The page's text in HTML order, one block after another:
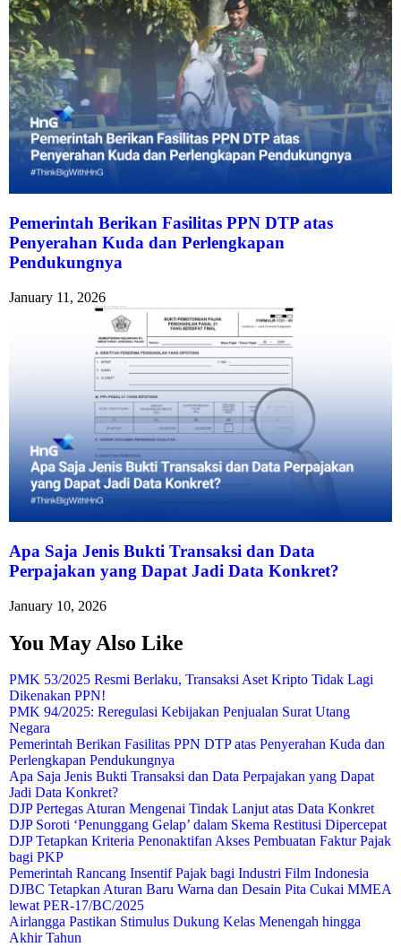
Pemerintah Berikan Fasilitas PPN DTP atas
Penyerahan Kuda dan Perlengkapan
Pendukungnya
January 11, 2026
Apa Saja Jenis Bukti Transaksi dan Data
Perpajakan yang Dapat Jadi Data Konkret?
January 10, 2026
You May Also Like
PMK 53/2025 Resmi Berlaku, Transaksi Aset Kripto Tidak Lagi
Dikenakan PPN!
PMK 94/2025: Reregulasi Kebijakan Penjualan Surat Utang
Negara
Pemerintah Berikan Fasilitas PPN DTP atas Penyerahan Kuda dan
Perlengkapan Pendukungnya
Apa Saja Jenis Bukti Transaksi dan Data Perpajakan yang Dapat
Jadi Data Konkret?
DJP Pertegas Aturan Mengenai Tindak Lanjut atas Data Konkret
DJP Soroti ‘Penunggang Gelap’ dalam Skema Restitusi Dipercepat
DJP Tetapkan Kriteria Penonaktifan Akses Pembuatan Faktur Pajak
bagi PKP
Pemerintah Rancang Insentif Pajak bagi Industri Film Indonesia
DJBC Tetapkan Aturan Baru Warna dan Desain Pita Cukai MMEA
lewat PER-17/BC/2025
Airlangga Pastikan Stimulus Dukung Kelas Menengah hingga
Akhir Tahun